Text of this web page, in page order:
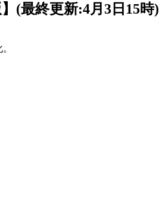
(最終更新:4月3日15時)